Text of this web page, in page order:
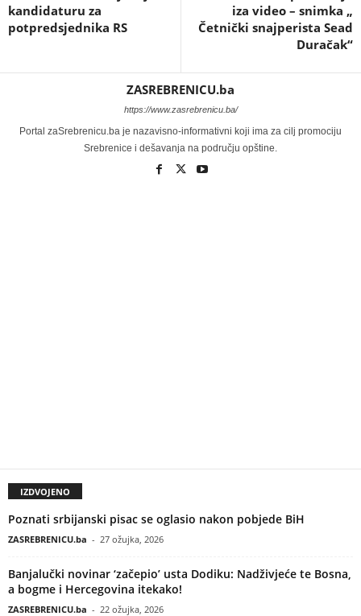
kandidaturu za
potpredsjednika RS
iza video – snimka „
Četnički snajperista Sead
Duračak“
ZASREBRENICU.ba
https://www.zasrebrenicu.ba/
Portal zaSrebrenicu.ba je nazavisno-informativni koji ima za cilj promociju
Srebrenice i dešavanja na području opštine.
IZDVOJENO
Poznati srbijanski pisac se oglasio nakon pobjede BiH
ZASREBRENICU.ba - 27 ožujka, 2026
Banjalučki novinar ‘začepio’ usta Dodiku: Nadživjeće te Bosna,
a bogme i Hercegovina itekako!
ZASREBRENICU.ba - 22 ožujka, 2026